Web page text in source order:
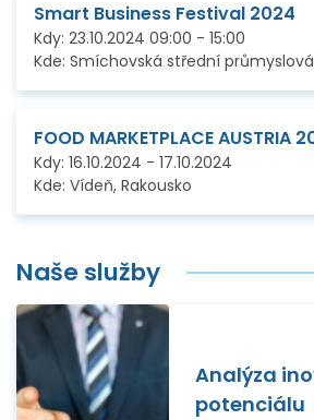
Smart Business Festival 2024
Kdy: 23.10.2024 09:00 - 15:00
Kde: Smíchovská střední průmyslová škola a gymnázium, Preslova
FOOD MARKETPLACE AUSTRIA
Kdy: 16.10.2024 - 17.10.2024
Kde: Vídeň, Rakousko
Naše služby
Analýza
potenciálu